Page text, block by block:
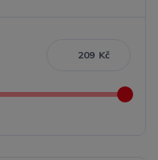
Kč